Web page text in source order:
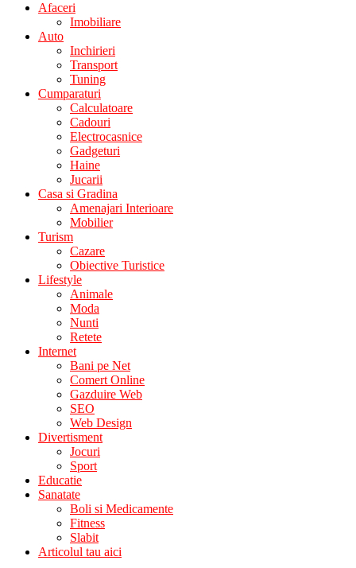
Afaceri
Imobiliare
Auto
Inchirieri
Transport
Tuning
Cumparaturi
Calculatoare
Cadouri
Electrocasnice
Gadgeturi
Haine
Jucarii
Casa si Gradina
Amenajari Interioare
Mobilier
Turism
Cazare
Obiective Turistice
Lifestyle
Animale
Moda
Nunti
Retete
Internet
Bani pe Net
Comert Online
Gazduire Web
SEO
Web Design
Divertisment
Jocuri
Sport
Educatie
Sanatate
Boli si Medicamente
Fitness
Slabit
Articolul tau aici